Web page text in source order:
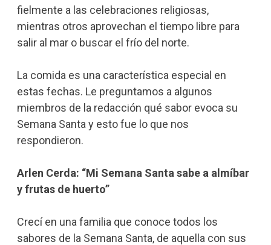
fielmente a las celebraciones religiosas,
mientras otros aprovechan el tiempo libre para
salir al mar o buscar el frío del norte.
La comida es una característica especial en
estas fechas. Le preguntamos a algunos
miembros de la redacción qué sabor evoca su
Semana Santa y esto fue lo que nos
respondieron.
Arlen Cerda: “Mi Semana Santa sabe a almíbar
y frutas de huerto”
Crecí en una familia que conoce todos los
sabores de la Semana Santa, de aquella con sus